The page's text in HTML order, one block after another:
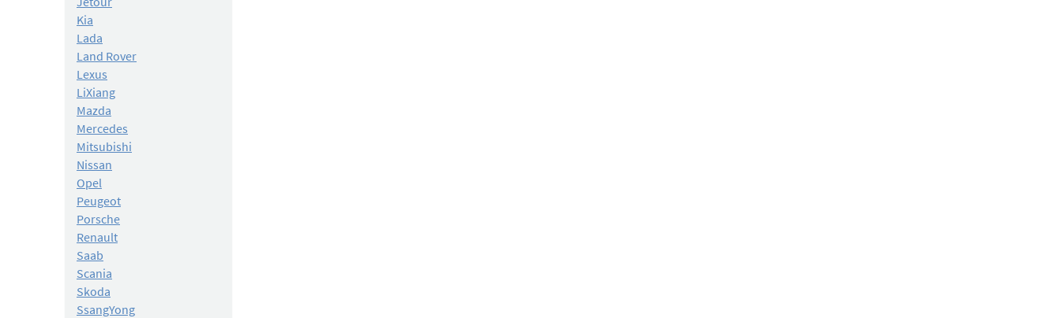
Kia
Lada
Land Rover
Lexus
LiXiang
Mazda
Mercedes
Mitsubishi
Nissan
Opel
Peugeot
Porsche
Renault
Saab
Scania
Skoda
SsangYong